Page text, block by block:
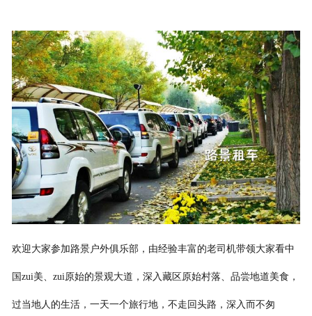
欢迎大家参加路景户外俱乐部，由经验丰富的老司机带领大家看中
国zui美、zui原始的景观大道，深入藏区原始村落、品尝地道美食，
过当地人的生活，一天一个旅行地，不走回头路，深入而不匆